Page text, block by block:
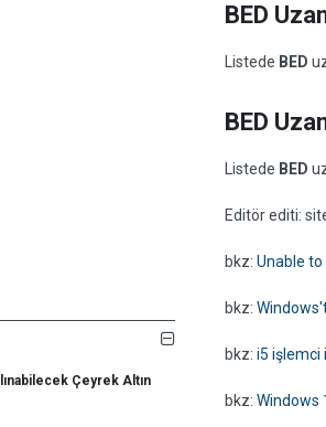
Çeyrek Altın
BED
Listede BED
BED
Listede BED
Editör editi:
bkz: Unable
bkz:
bkz: i5 işlemci
bkz: Windows